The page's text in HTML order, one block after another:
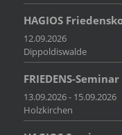
HAGIOS
12.09.2026
Dippoldiswalde
FRIEDENS-Seminar
13.09.2026 - 15.09.2026
Holzkirchen